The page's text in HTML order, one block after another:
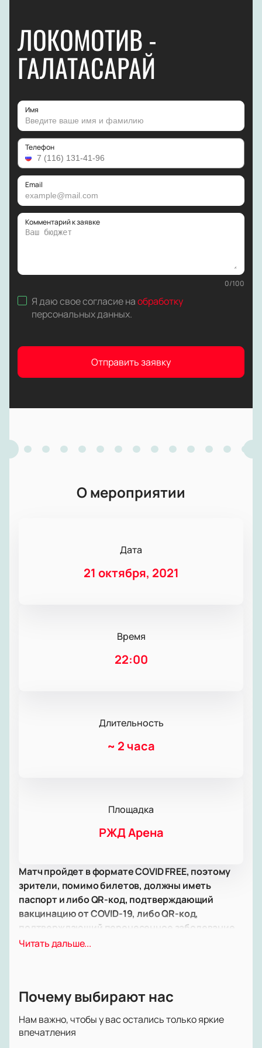
ЛОКОМОТИВ -
ГАЛАТАСАРАЙ
Имя
Телефон
Email
Комментарий к заявке
0/100
Я даю свое согласие наобработку
персональных данных.
Отправить заявку
О мероприятии
Дата
21 октября, 2021
Время
22:00
Длительность
~ 2 часа
Площадка
РЖД Арена
Матч пройдет в формате COVID FREE, поэтому
зрители, помимо билетов, должны иметь
паспорт и либо QR-код, подтверждающий
вакцинацию от COVID-19, либо QR-код,
подтверждающий перенесенное заболевание
COVID-19, либо отрицательный ПЦР-тест,
Лиги Европы-2021/2022 пройдет матч между
«Локомотив» и футбольного клуба «Галатасарай».
Игра назначена на 22:00 по московскому времени.
Читать дальше...
Почему выбирают нас
Нам важно, чтобы у вас остались только яркие
впечатления